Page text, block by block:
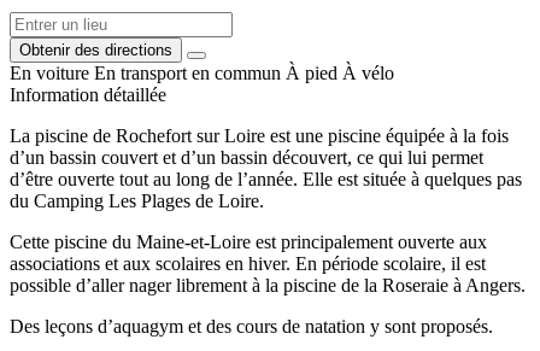
Obtenir des directions
En voiture En transport en commun À pied À vélo
Information détaillée
La piscine de Rochefort sur Loire est une piscine équipée à la fois
d’un bassin couvert et d’un bassin découvert, ce qui lui permet
d’être ouverte tout au long de l’année. Elle est située à quelques pas
du Camping Les Plages de Loire.
Cette piscine du Maine-et-Loire est principalement ouverte aux
associations et aux scolaires en hiver. En période scolaire, il est
possible d’aller nager librement à la piscine de la Roseraie à Angers.
Des leçons d’aquagym et des cours de natation y sont proposés.